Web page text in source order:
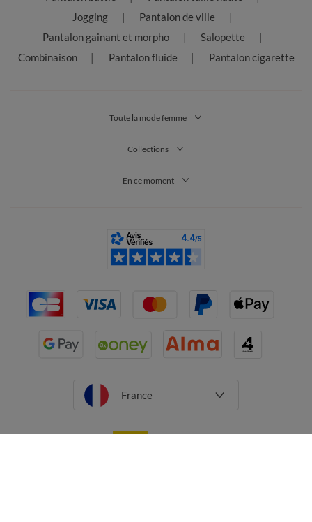
Jogging
Pantalon de ville
Pantalon gainant et morpho
Salopette
Combinaison
Pantalon fluide Pantalon cigarette
Toute la mode femme
Collections
En ce moment
France